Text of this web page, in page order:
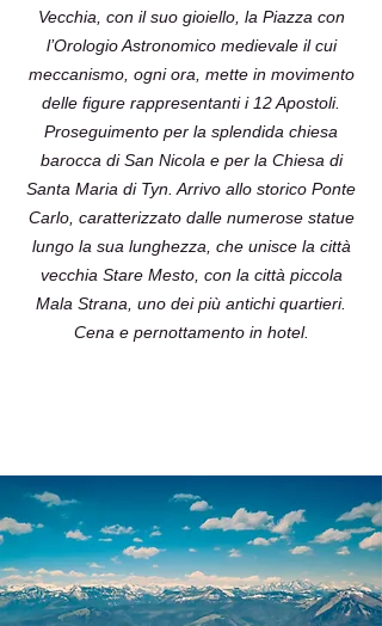
Vecchia, con il suo gioiello, la Piazza con
l’Orologio Astronomico medievale il cui
meccanismo, ogni ora, mette in movimento
delle figure rappresentanti i 12 Apostoli.
Proseguimento per la splendida chiesa
barocca di San Nicola e per la Chiesa di
Santa Maria di Tyn. Arrivo allo storico Ponte
Carlo, caratterizzato dalle numerose statue
lungo la sua lunghezza, che unisce la città
vecchia Stare Mesto, con la città piccola
Mala Strana, uno dei più antichi quartieri.
Cena e pernottamento in hotel.